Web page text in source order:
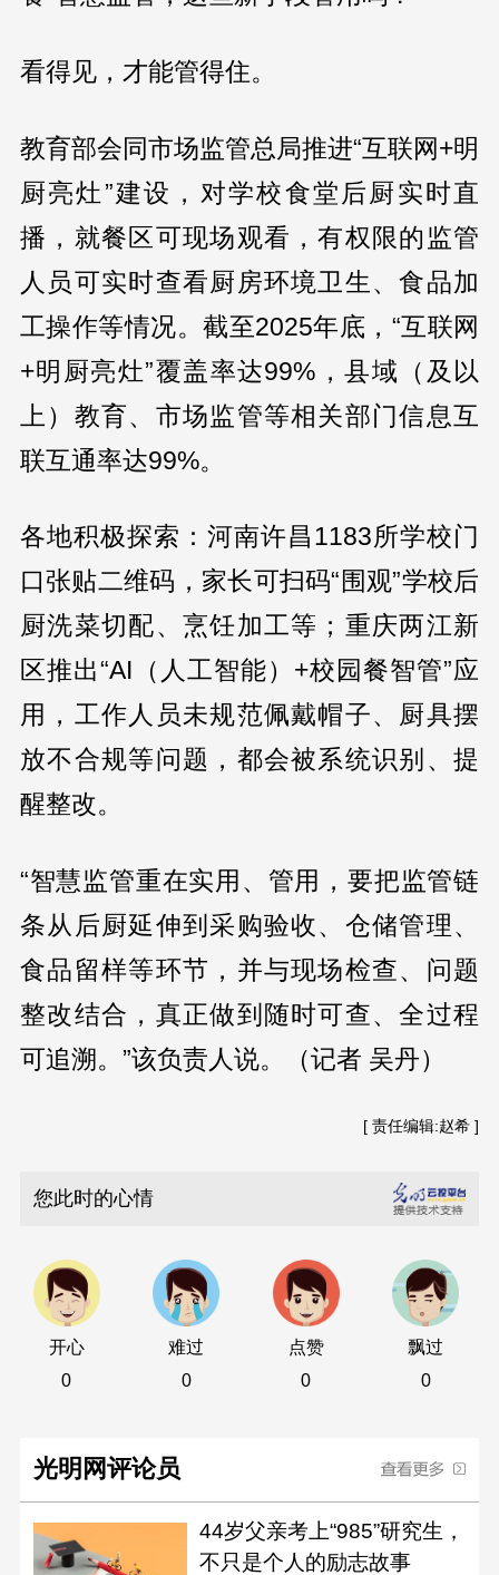
看得见，才能管得住。
教育部会同市场监管总局推进“互联网+明
厨亮灶”建设，对学校食堂后厨实时直
播，就餐区可现场观看，有权限的监管
人员可实时查看厨房环境卫生、食品加
工操作等情况。截至2025年底，“互联网
+明厨亮灶”覆盖率达99%，县域（及以
上）教育、市场监管等相关部门信息互
联互通率达99%。
各地积极探索：河南许昌1183所学校门
口张贴二维码，家长可扫码“围观”学校后
厨洗菜切配、烹饪加工等；重庆两江新
区推出“AI（人工智能）+校园餐智管”应
用，工作人员未规范佩戴帽子、厨具摆
放不合规等问题，都会被系统识别、提
醒整改。
“智慧监管重在实用、管用，要把监管链
条从后厨延伸到采购验收、仓储管理、
食品留样等环节，并与现场检查、问题
整改结合，真正做到随时可查、全过程
可追溯。”该负责人说。（记者 吴丹）
[ 责任编辑:赵希 ]
您此时的心情
开心
0
难过
0
点赞
0
飘过
0
光明网评论员
44岁父亲考上“985”研究生，
不只是个人的励志故事